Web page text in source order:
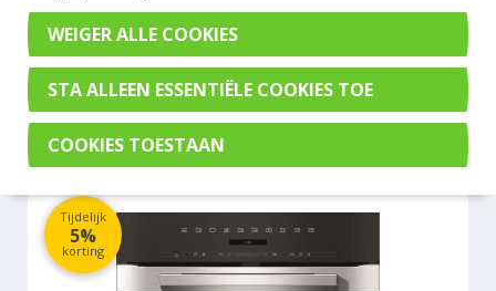
Magnetron
MIELE H7240BMCLST
Tijdelijk
5%
korting